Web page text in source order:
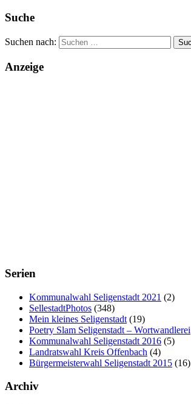
Suche
Suchen nach:
Anzeige
Serien
Kommunalwahl Seligenstadt 2021 (2)
SellestadtPhotos (348)
Mein kleines Seligenstadt (19)
Poetry Slam Seligenstadt – Wortwandlerei
Kommunalwahl Seligenstadt 2016 (5)
Landratswahl Kreis Offenbach (4)
Bürgermeisterwahl Seligenstadt 2015 (16)
Archiv